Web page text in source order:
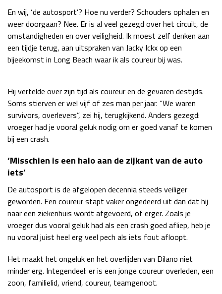
GP QATAR 2026 27 - 29 nov
En wij, ‘de autosport’? Hoe nu verder? Schouders ophalen en
weer doorgaan? Nee. Er is al veel gezegd over het circuit, de
omstandigheden en over veiligheid. Ik moest zelf denken aan
een tijdje terug, aan uitspraken van Jacky Ickx op een
bijeekomst in Long Beach waar ik als coureur bij was.
Hij vertelde over zijn tijd als coureur en de gevaren destijds.
Soms stierven er wel vijf of zes man per jaar. “We waren
survivors, overlevers”, zei hij, terugkijkend. Anders gezegd:
vroeger had je vooral geluk nodig om er goed vanaf te komen
bij een crash.
‘Misschien is een halo aan de zijkant van de auto
iets’
De autosport is de afgelopen decennia steeds veiliger
geworden. Een coureur stapt vaker ongedeerd uit dan dat hij
naar een ziekenhuis wordt afgevoerd, of erger. Zoals je
vroeger dus vooral geluk had als een crash goed afliep, heb je
nu vooral juist heel erg veel pech als iets fout afloopt.
Het maakt het ongeluk en het overlijden van Dilano niet
minder erg. Integendeel: er is een jonge coureur overleden, een
zoon, familielid, vriend, coureur, teamgenoot.